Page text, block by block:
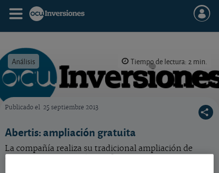
Análisis Tiempo de lectura: 2 min.
Publicado el 25 septiembre 2013
Abertis: ampliación gratuita
La compañía realiza su tradicional ampliación de